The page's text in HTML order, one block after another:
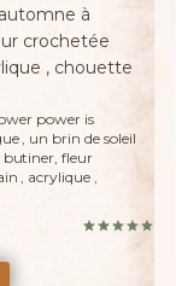
power is
, un brin de soleil
butiner, fleur
, acrylique ,